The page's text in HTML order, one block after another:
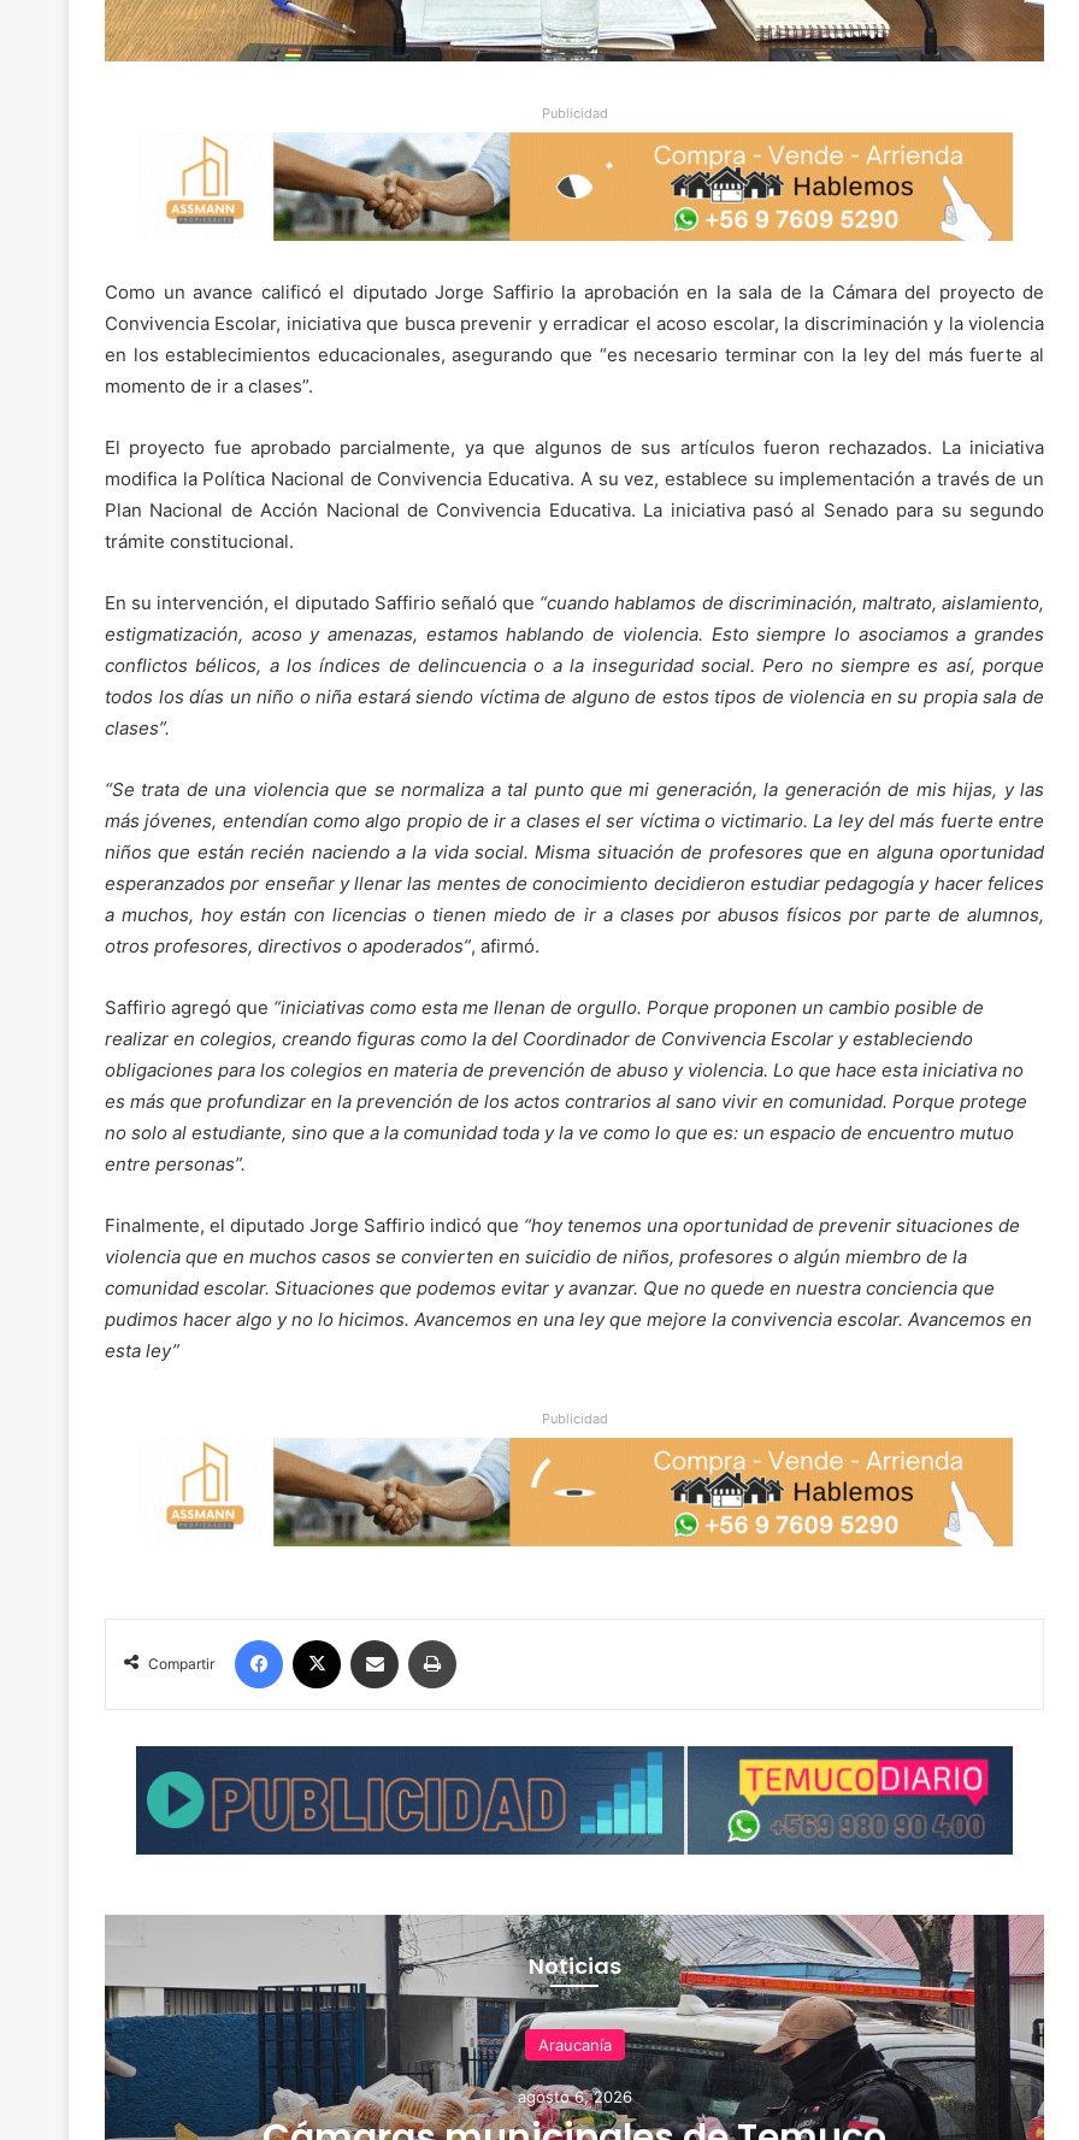
Publicidad
Como un avance calificó el diputado Jorge Saffirio la aprobación en la sala de la Cámara del proyecto de
Convivencia Escolar, iniciativa que busca prevenir y erradicar el acoso escolar, la discriminación y la violencia
en los establecimientos educacionales, asegurando que “es necesario terminar con la ley del más fuerte al
momento de ir a clases”.
El proyecto fue aprobado parcialmente, ya que algunos de sus artículos fueron rechazados. La iniciativa
modifica la Política Nacional de Convivencia Educativa. A su vez, establece su implementación a través de un
Plan Nacional de Acción Nacional de Convivencia Educativa. La iniciativa pasó al Senado para su segundo
trámite constitucional.
En su intervención, el diputado Saffirio señaló que “cuando hablamos de discriminación, maltrato, aislamiento,
estigmatización, acoso y amenazas, estamos hablando de violencia. Esto siempre lo asociamos a grandes
conflictos bélicos, a los índices de delincuencia o a la inseguridad social. Pero no siempre es así, porque
todos los días un niño o niña estará siendo víctima de alguno de estos tipos de violencia en su propia sala de
clases”.
“Se trata de una violencia que se normaliza a tal punto que mi generación, la generación de mis hijas, y las
más jóvenes, entendían como algo propio de ir a clases el ser víctima o victimario. La ley del más fuerte entre
niños que están recién naciendo a la vida social. Misma situación de profesores que en alguna oportunidad
esperanzados por enseñar y llenar las mentes de conocimiento decidieron estudiar pedagogía y hacer felices
a muchos, hoy están con licencias o tienen miedo de ir a clases por abusos físicos por parte de alumnos,
otros profesores, directivos o apoderados”, afirmó.
Saffirio agregó que “iniciativas como esta me llenan de orgullo. Porque proponen un cambio posible de
realizar en colegios, creando figuras como la del Coordinador de Convivencia Escolar y estableciendo
obligaciones para los colegios en materia de prevención de abuso y violencia. Lo que hace esta iniciativa no
es más que profundizar en la prevención de los actos contrarios al sano vivir en comunidad. Porque protege
no solo al estudiante, sino que a la comunidad toda y la ve como lo que es: un espacio de encuentro mutuo
entre personas”.
Finalmente, el diputado Jorge Saffirio indicó que “hoy tenemos una oportunidad de prevenir situaciones de
violencia que en muchos casos se convierten en suicidio de niños, profesores o algún miembro de la
comunidad escolar. Situaciones que podemos evitar y avanzar. Que no quede en nuestra conciencia que
pudimos hacer algo y no lo hicimos. Avancemos en una ley que mejore la convivencia escolar. Avancemos en
esta ley”
Publicidad
Compartir
Noticias
Araucanía
agosto 6, 2026